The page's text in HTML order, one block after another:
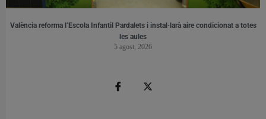
València reforma l’Escola Infantil Pardalets i instal·larà aire condicionat a totes
les aules
5 agost, 2026